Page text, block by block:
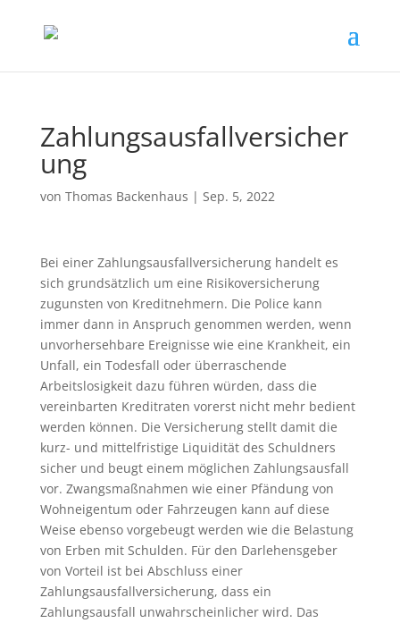
Zahlungsausfallversicher
ung
von Thomas Backenhaus | Sep. 5, 2022
Bei einer Zahlungsausfallversicherung handelt es
sich grundsätzlich um eine Risikoversicherung
zugunsten von Kreditnehmern. Die Police kann
immer dann in Anspruch genommen werden, wenn
unvorhersehbare Ereignisse wie eine Krankheit, ein
Unfall, ein Todesfall oder überraschende
Arbeitslosigkeit dazu führen würden, dass die
vereinbarten Kreditraten vorerst nicht mehr bedient
werden können. Die Versicherung stellt damit die
kurz- und mittelfristige Liquidität des Schuldners
sicher und beugt einem möglichen Zahlungsausfall
vor. Zwangsmaßnahmen wie einer Pfändung von
Wohneigentum oder Fahrzeugen kann auf diese
Weise ebenso vorgebeugt werden wie die Belastung
von Erben mit Schulden. Für den Darlehensgeber
von Vorteil ist bei Abschluss einer
Zahlungsausfallversicherung, dass ein
Zahlungsausfall unwahrscheinlicher wird. Das